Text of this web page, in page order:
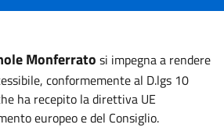
Monferrato si impegna a rendere
conformemente al D.lgs 10
ha recepito la direttiva UE
europeo e del Consiglio.